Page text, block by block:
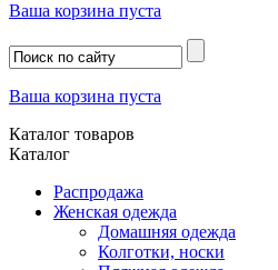
Ваша корзина пуста
Ваша корзина пуста
Каталог товаров
Каталог
Распродажа
Женская одежда
Домашняя одежда
Колготки, носки